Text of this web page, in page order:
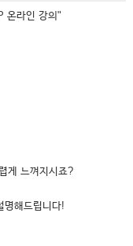
온라인 강의"
게 느껴지시죠?
명해드립니다!